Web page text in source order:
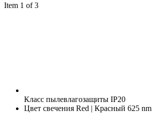
Item 1 of 3
Класс пылевлагозащиты IP20
Цвет свечения Red | Красный 625 nm